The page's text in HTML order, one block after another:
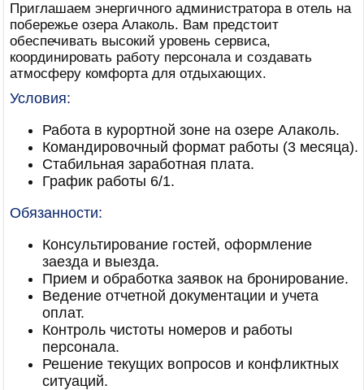
Приглашаем энергичного администратора в отель на
побережье озера Алаколь. Вам предстоит
обеспечивать высокий уровень сервиса,
координировать работу персонала и создавать
атмосферу комфорта для отдыхающих.
Условия:
Работа в курортной зоне на озере Алаколь.
Командировочный формат работы (3 месяца).
Стабильная заработная плата.
График работы 6/1.
Обязанности:
Консультирование гостей, оформление
заезда и выезда.
Прием и обработка заявок на бронирование.
Ведение отчетной документации и учета
оплат.
Контроль чистоты номеров и работы
персонала.
Решение текущих вопросов и конфликтных
ситуаций.